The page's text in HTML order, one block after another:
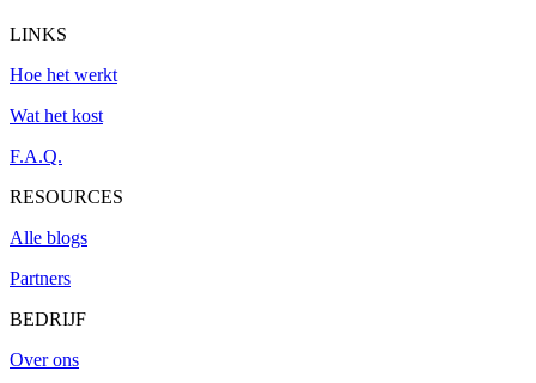
LINKS
Hoe het werkt
Wat het kost
F.A.Q.
RESOURCES
Alle blogs
Partners
BEDRIJF
Over ons